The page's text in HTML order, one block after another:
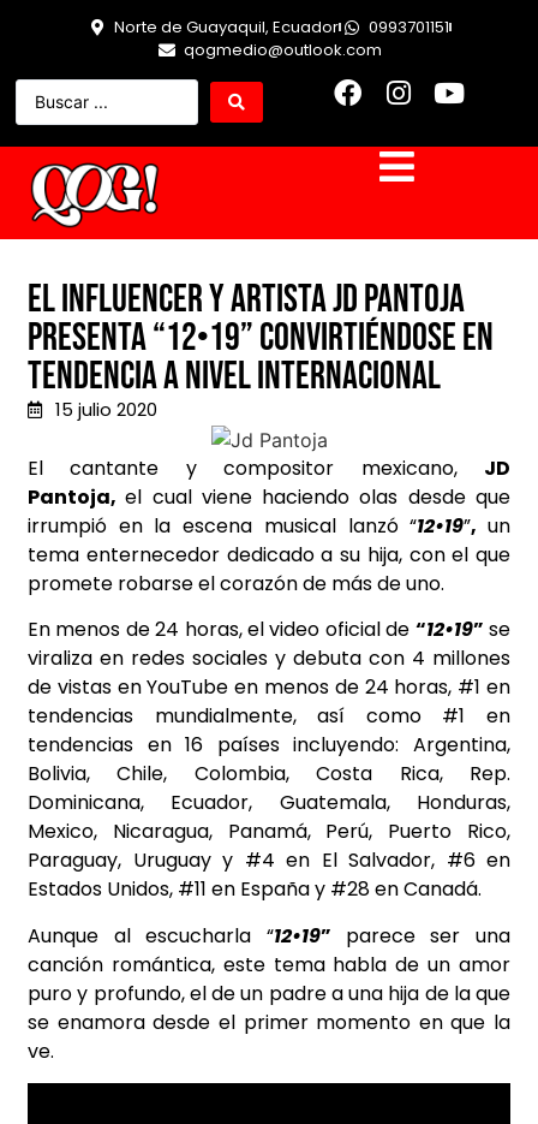
Norte de Guayaquil, Ecuador
0993701151
qogmedio@outlook.com
El influencer y artista JD Pantoja
presenta “12•19” convirtiéndose en
tendencia a nivel internacional
15 julio 2020
El cantante y compositor mexicano, JD
Pantoja,el cual viene haciendo olas desde que
irrumpió en la escena musical lanzó “12•19”,un
tema enternecedor dedicado a su hija, con el que
promete robarse el corazón de más de uno.
En menos de 24 horas, el video oficial de “12•19” se
viraliza en redes sociales y debuta con 4 millones
de vistas en YouTube en menos de 24 horas, #1 en
tendencias mundialmente, así como #1 en
tendencias en 16 países incluyendo: Argentina,
Bolivia, Chile, Colombia, Costa Rica, Rep.
Dominicana, Ecuador, Guatemala, Honduras,
Mexico, Nicaragua, Panamá, Perú, Puerto Rico,
Paraguay, Uruguay y #4 en El Salvador, #6 en
Estados Unidos, #11 en España y #28 en Canadá.
Aunque al escucharla “12•19” parece ser una
canción romántica, este tema habla de un amor
puro y profundo, el de un padre a una hija de la que
se enamora desde el primer momento en que la
ve.